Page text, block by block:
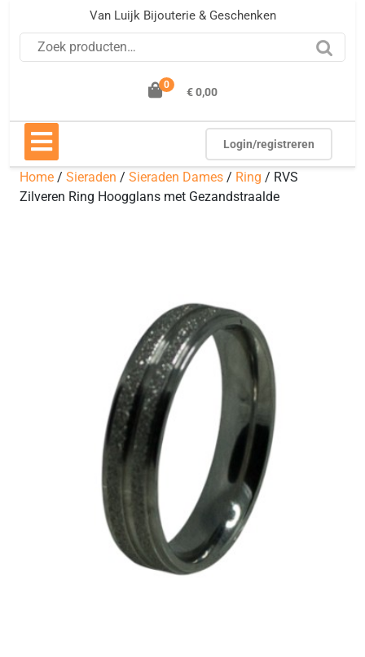
inhoud
Van Luijk Bijouterie & Geschenken
0
€ 0,00
Open
Login/registreren
Home / Sieraden / Sieraden Dames / Ring / RVS
Zilveren Ring Hoogglans met Gezandstraalde